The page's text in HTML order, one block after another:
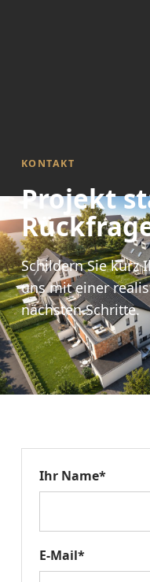
KONTAKT
Projekt
Schildern Sie kurz
uns mit einer
nächsten Schritte.
Ihr Name*
E-Mail*